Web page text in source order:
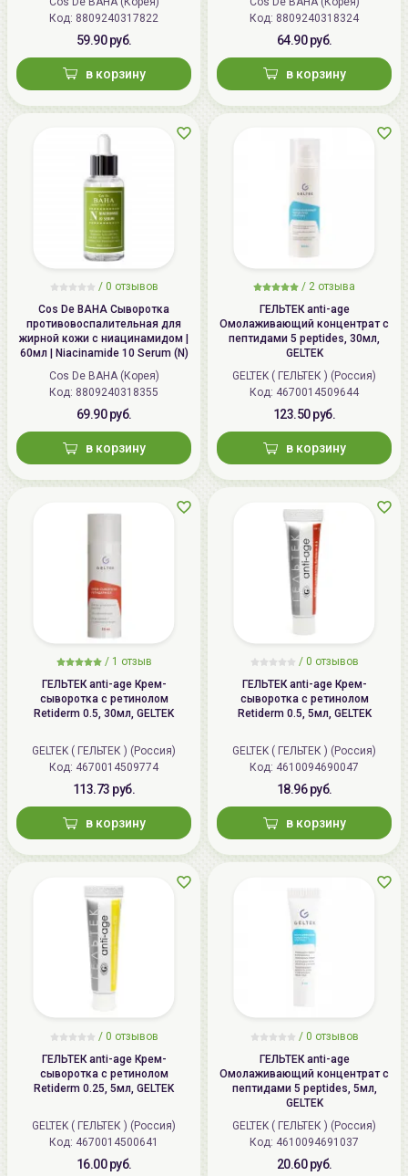
Код: 8809240317822
59.90 руб.
в корзину
Код: 8809240318324
64.90 руб.
в корзину
/ 0 отзывов
Cos De BAHA Сыворотка
противовоспалительная для
жирной кожи с ниацинамидом |
60мл | Niacinamide 10 Serum (N)
Cos De BAHA (Корея)
Код: 8809240318355
69.90 руб.
в корзину
/ 2 отзыва
ГЕЛЬТЕК anti-age
Омолаживающий концентрат с
пептидами 5 peptides, 30мл,
GELTEK
GELTEK ( ГЕЛЬТЕК ) (Россия)
Код: 4670014509644
123.50 руб.
в корзину
/ 1 отзыв
ГЕЛЬТЕК anti-age Крем-
сыворотка с ретинолом
Retiderm 0.5, 30мл, GELTEK
GELTEK ( ГЕЛЬТЕК ) (Россия)
Код: 4670014509774
113.73 руб.
в корзину
/ 0 отзывов
ГЕЛЬТЕК anti-age Крем-
сыворотка с ретинолом
Retiderm 0.5, 5мл, GELTEK
GELTEK ( ГЕЛЬТЕК ) (Россия)
Код: 4610094690047
18.96 руб.
в корзину
/ 0 отзывов
ГЕЛЬТЕК anti-age Крем-
сыворотка с ретинолом
Retiderm 0.25, 5мл, GELTEK
GELTEK ( ГЕЛЬТЕК ) (Россия)
Код: 4670014500641
16.00 руб.
/ 0 отзывов
ГЕЛЬТЕК anti-age
Омолаживающий концентрат с
пептидами 5 peptides, 5мл,
GELTEK
GELTEK ( ГЕЛЬТЕК ) (Россия)
Код: 4610094691037
20.60 руб.